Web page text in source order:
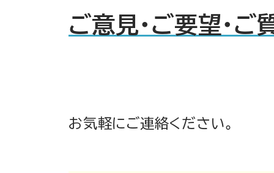
ご意見・ご要望・ご
お気軽にご連絡ください。